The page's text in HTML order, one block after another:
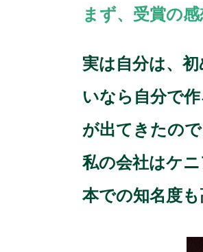
まず、受賞の
実は自分は、
いなら自分で
が出てきたの
私の会社はケ
本での知名度